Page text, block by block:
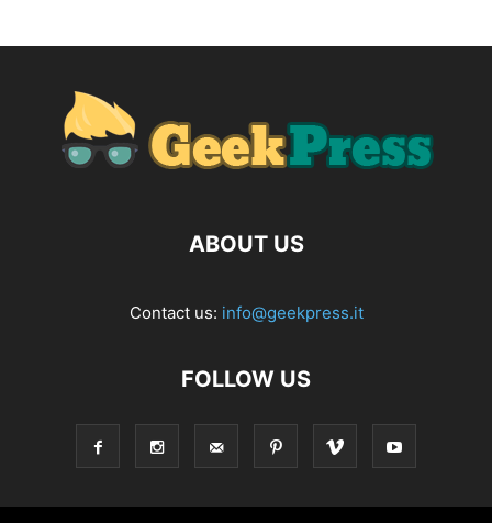
ABOUT US
Contact us: info@geekpress.it
FOLLOW US